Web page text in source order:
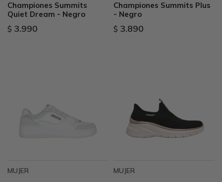
Championes Summits
Quiet Dream - Negro
$ 3.990
Championes Summits Plus
- Negro
$ 3.890
MUJER MUJER